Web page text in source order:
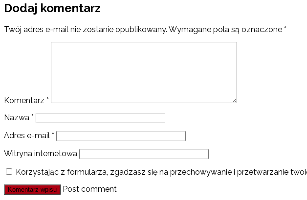
Dodaj komentarz
Twój adres e-mail nie zostanie opublikowany. Wymagane pola są oznaczone *
Komentarz *
Nazwa *
Adres e-mail *
Witryna internetowa
Korzystając z formularza, zgadzasz się na przechowywanie i przetwarzanie
Post comment